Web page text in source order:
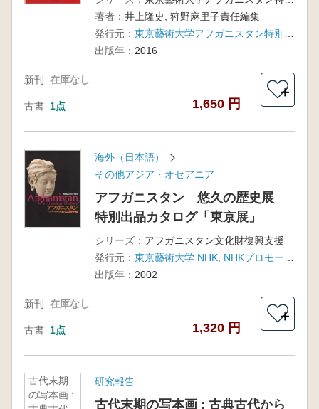
著者： 井上隆史, 狩野麻里子責任編集
発行元：
出版年： 2016
新刊 在庫なし
古書 1点 1,650 円
＋
海外（日本語）
その他アジア・オセアニア
アフガニスタン 悠久の歴史展
特別出品カタログ「東京展」
シリーズ： アフガニスタン文化財復興支援
発行元：
出版年： 2002
新刊 在庫なし
古書 1点 1,320 円
＋
古代末期
の写本画 :
研究報告
古代末期の写本画 : 古典古代から